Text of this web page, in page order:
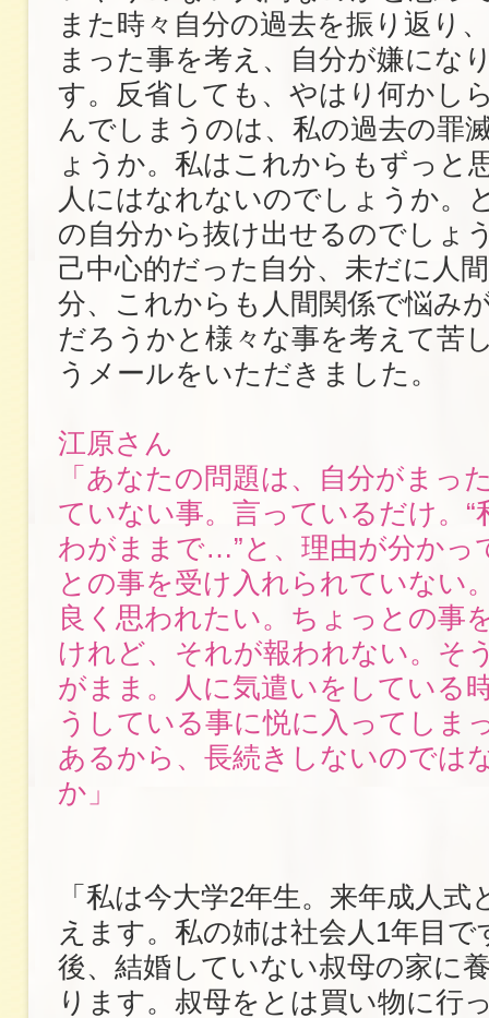
また時々自分の過去を振り返り
まった事を考え、自分が嫌にな
す。反省しても、やはり何かし
んでしまうのは、私の過去の罪
ょうか。私はこれからもずっと
人にはなれないのでしょうか。
の自分から抜け出せるのでしょ
己中心的だった自分、未だに人
分、これからも人間関係で悩み
だろうかと様々な事を考えて苦
うメールをいただきました。
江原さん
「あなたの問題は、自分がまっ
ていない事。言っているだけ。“
わがままで…”と、理由が分かっ
との事を受け入れられていない
良く思われたい。ちょっとの事
けれど、それが報われない。そ
がまま。人に気遣いをしている
うしている事に悦に入ってしま
あるから、長続きしないのでは
か」
「私は今大学2年生。来年成人式
えます。私の姉は社会人1年目で
後、結婚していない叔母の家に
ります。叔母をとは買い物に行